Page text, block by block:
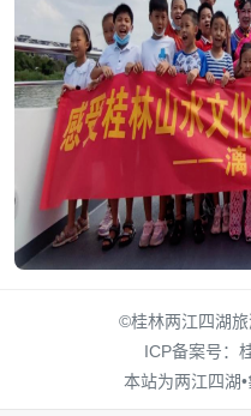
©桂林两江四湖
ICP备案号：
本站为两江四湖